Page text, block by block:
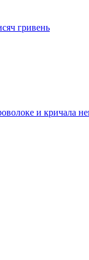
гривень
и кричала